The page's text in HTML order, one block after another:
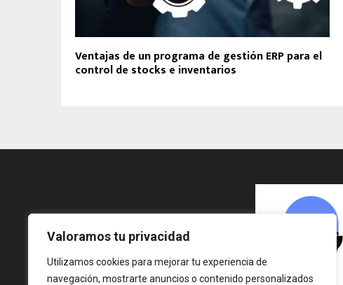
Valoramos tu privacidad
Utilizamos cookies para mejorar tu experiencia de
navegación, mostrarte anuncios o contenido personalizados
Ventajas de un programa de gestión ERP para el
control de stocks e inventarios